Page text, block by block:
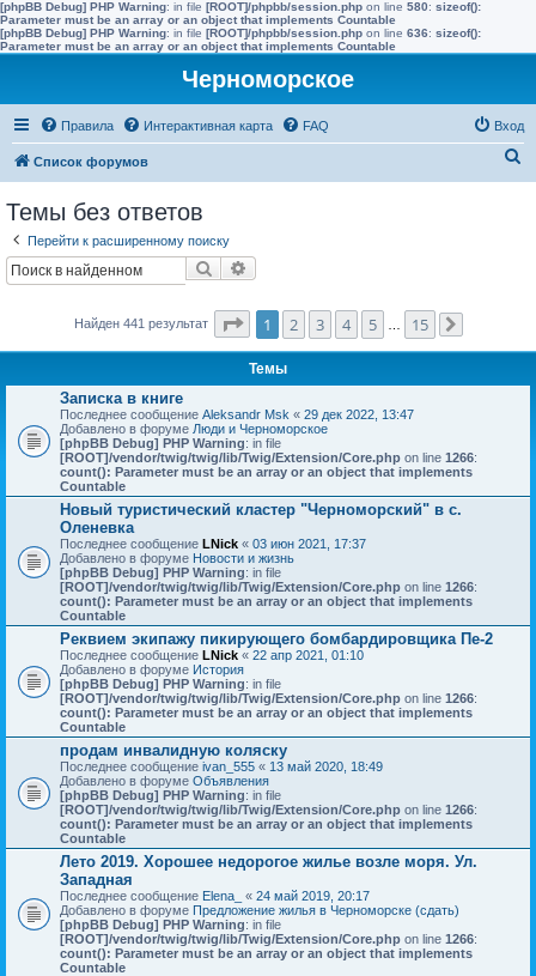
[phpBB Debug] PHP Warning: in file [ROOT]/phpbb/session.php on line 580: sizeof():
Parameter must be an array or an object that implements Countable
[phpBB Debug] PHP Warning: in file [ROOT]/phpbb/session.php on line 636: sizeof():
Parameter must be an array or an object that implements Countable
Черноморское
Правила Интерактивная карта FAQ Вход
Список форумов
Темы без ответов
Перейти к расширенному поиску
Поиск
Найден 441 результат Страница1 из
1 2 3 4 5 15
Темы
Записка в книге
Последнее сообщение Aleksandr Msk « 29 дек 2022, 13:47
Добавлено в форуме Люди и Черноморское
[phpBB Debug] PHP Warning: in file
[ROOT]/vendor/twig/twig/lib/Twig/Extension/Core.php on line 1266:
count(): Parameter must be an array or an object that implements
Countable
Новый туристический кластер "Черноморский" в с.
Оленевка
Последнее сообщение LNick « 03 июн 2021, 17:37
Добавлено в форуме Новости и жизнь
[phpBB Debug] PHP Warning: in file
[ROOT]/vendor/twig/twig/lib/Twig/Extension/Core.php on line 1266:
count(): Parameter must be an array or an object that implements
Countable
Реквием экипажу пикирующего бомбардировщика Пе-2
Последнее сообщение LNick « 22 апр 2021, 01:10
Добавлено в форуме История
[phpBB Debug] PHP Warning: in file
[ROOT]/vendor/twig/twig/lib/Twig/Extension/Core.php on line 1266:
count(): Parameter must be an array or an object that implements
Countable
продам инвалидную коляску
Последнее сообщение ivan_555 « 13 май 2020, 18:49
Добавлено в форуме Объявления
[phpBB Debug] PHP Warning: in file
[ROOT]/vendor/twig/twig/lib/Twig/Extension/Core.php on line 1266:
count(): Parameter must be an array or an object that implements
Countable
Лето 2019. Хорошее недорогое жилье возле моря. Ул.
Западная
Последнее сообщение Elena_ « 24 май 2019, 20:17
Добавлено в форуме Предложение жилья в Черноморске (сдать)
[phpBB Debug] PHP Warning: in file
[ROOT]/vendor/twig/twig/lib/Twig/Extension/Core.php on line 1266:
count(): Parameter must be an array or an object that implements
Countable